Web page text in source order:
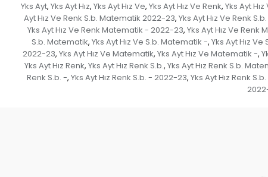
Yks Ayt, Yks Ayt Hız, Yks Ayt Hız Ve, Yks Ayt Hız Ve Renk, Yks Ayt
Ayt Hız Ve Renk S.b. Matematik 2022-23, Yks Ayt Hız Ve Renk
Yks Ayt Hız Ve Renk Matematik - 2022-23, Yks Ayt Hız Ve
S.b. Matematik, Yks Ayt Hız Ve S.b. Matematik -, Yks Ayt Hız
2022-23, Yks Ayt Hız Ve Matematik, Yks Ayt Hız Ve Matematik -,
Yks Ayt Hız Renk, Yks Ayt Hız Renk S.b., Yks Ayt Hız Renk S.b.
Renk S.b. -, Yks Ayt Hız Renk S.b. - 2022-23, Yks Ayt Hız Renk